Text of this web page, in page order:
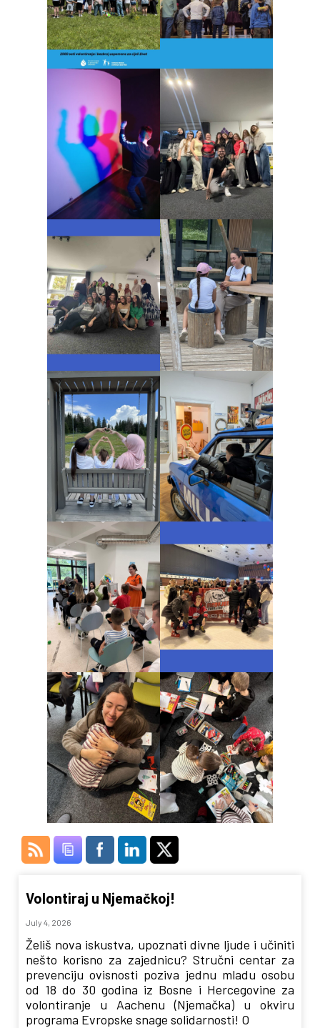
Volontiraj u Njemačkoj!
July 4, 2026
Želiš nova iskustva, upoznati divne ljude i učiniti
nešto korisno za zajednicu? Stručni centar za
prevenciju ovisnosti poziva jednu mladu osobu
od 18 do 30 godina iz Bosne i Hercegovine za
volontiranje u Aachenu (Njemačka) u okviru
programa Evropske snage solidarnosti! O